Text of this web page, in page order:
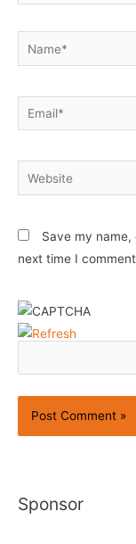
Name*
Email*
Website
Save my
next time I
Sponsor